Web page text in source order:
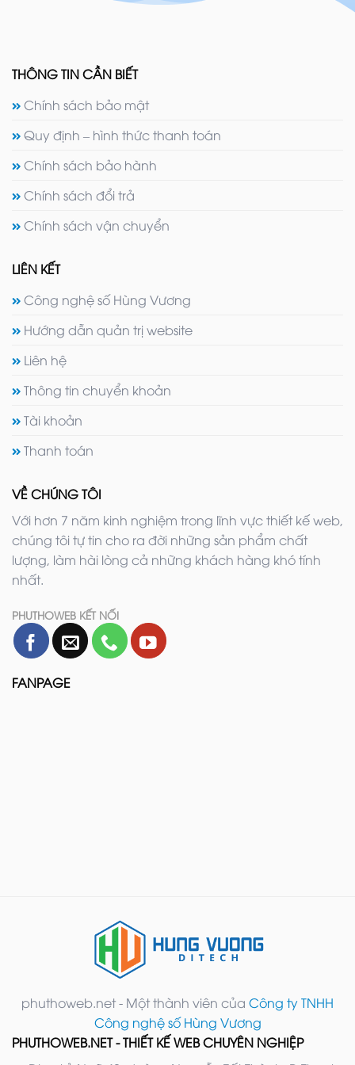
THÔNG TIN CẦN BIẾT
Chính sách bảo mật
Quy định – hình thức thanh toán
Chính sách bảo hành
Chính sách đổi trả
Chính sách vận chuyển
LIÊN KẾT
Công nghệ số Hùng Vương
Hướng dẫn quản trị website
Liên hệ
Thông tin chuyển khoản
Tài khoản
Thanh toán
VỀ CHÚNG TÔI
Với hơn 7 năm kinh nghiệm trong lĩnh vực thiết kế web,
chúng tôi tự tin cho ra đời những sản phẩm chất
lượng, làm hài lòng cả những khách hàng khó tính
nhất.
PHUTHOWEB KẾT NỐI
FANPAGE
phuthoweb.net - Một thành viên của Công ty TNHH
Công nghệ số Hùng Vương
PHUTHOWEB.NET - THIẾT KẾ WEB CHUYÊN NGHIỆP